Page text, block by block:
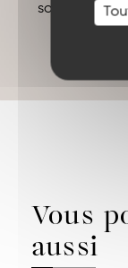
solutions. Il
Vous
aussi